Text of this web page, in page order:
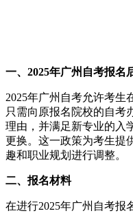
一、2025年广州自考报名
2025年广州自考允许考生
只需向原报名院校的自考
理由，并满足新专业的入
更换。这一政策为考生提
趣和职业规划进行调整。
二、报名材料
在进行2025年广州自考报